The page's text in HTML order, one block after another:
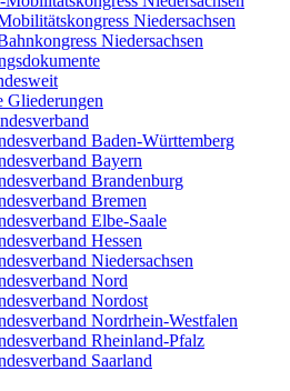
Niedersachsen
Niedersachsen
Gliederungen
Baden-Württemberg
Bayern
Brandenburg
Bremen
Elbe-Saale
Hessen
Niedersachsen
Nord
Nordost
Nordrhein-Westfalen
Rheinland-Pfalz
Saarland